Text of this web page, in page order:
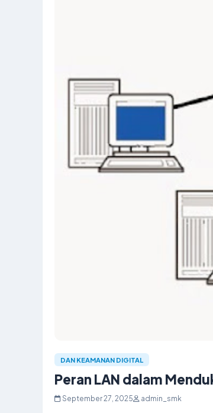
DAN KEAMANAN DIGITAL
Peran LAN dalam
September 27, 2025 admin_smk